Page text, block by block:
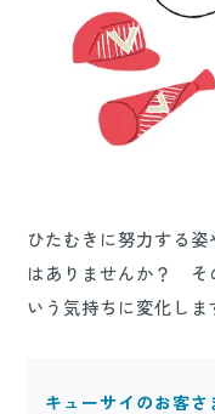
ひたむきに努力する
はありませんか？ そ
いう気持ちに変化しま
キューサイのお客